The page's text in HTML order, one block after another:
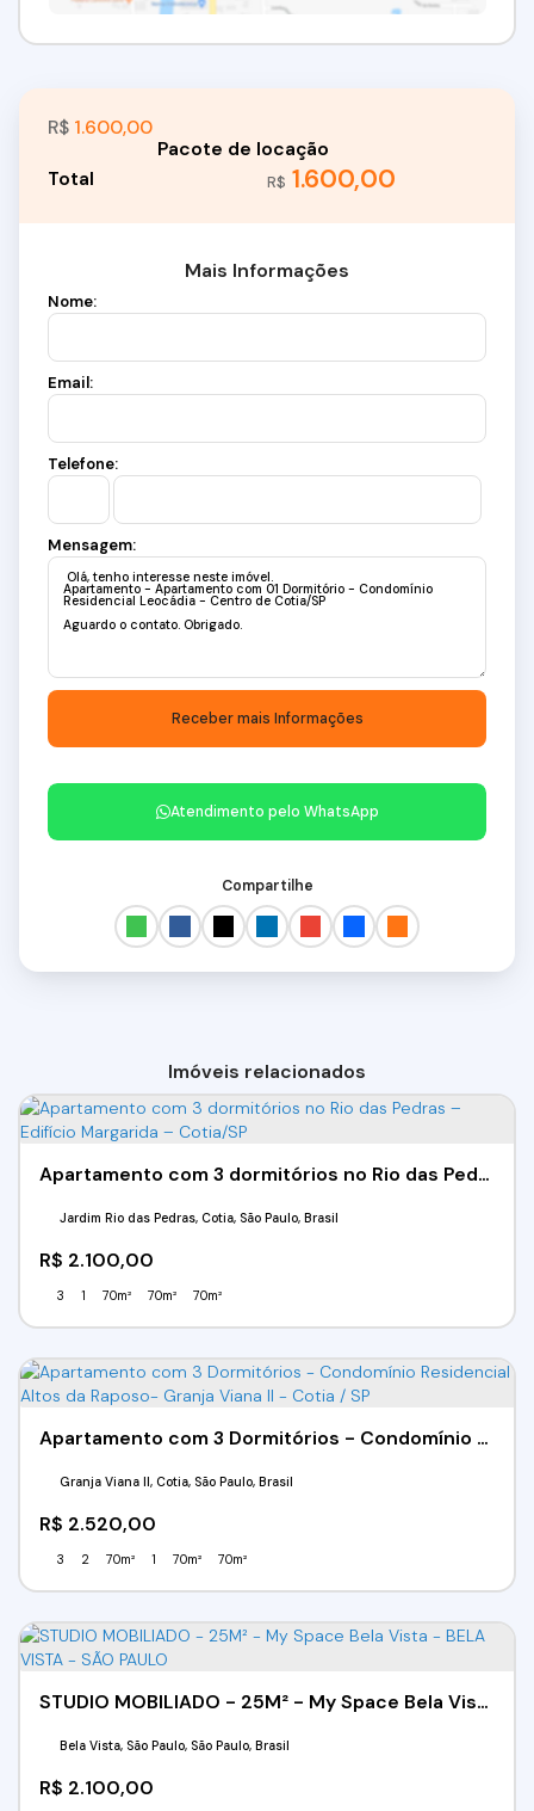
R$ 1.600,00
R$ 1.600,00
Mais Informações
Nome:
Email:
Telefone:
Mensagem:
Atendimento pelo WhatsApp
Compartilhe
Imóveis relacionados
Apartamento com 3 dormitórios no Rio das Pedras – Edifício Margarida – Cotia/SP
R$ 2.100,00
Jardim Rio das Pedras, Cotia, São Paulo, Brasil
3 1 70m² 70m² 70m²
Apartamento com 3 Dormitórios - Condomínio Residencial Altos da Raposo- Granja Viana II - Cotia / SP
R$ 2.520,00
Granja Viana II, Cotia, São Paulo, Brasil
3 2 70m² 1 70m² 70m²
STUDIO MOBILIADO - 25M² - My Space Bela Vista - BELA VISTA - SÃO PAULO
R$ 2.100,00
Bela Vista, São Paulo, São Paulo, Brasil